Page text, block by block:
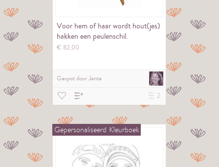
Voor hem of haar wordt hout(jes)
hakken een peulenschil.
€ 82,00
Gespot doorJente
2
Gepersonaliseerd Kleurboek